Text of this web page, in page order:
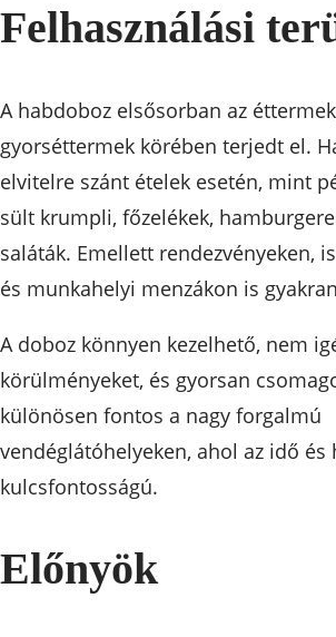
Felhasználási
A habdoboz elsősorban az
gyorséttermek körében terjedt el.
elvitelre szánt ételek esetén, mint
sült krumpli, főzelékek,
saláták. Emellett rendezvényeken,
és munkahelyi menzákon is
A doboz könnyen kezelhető, nem
körülményeket, és gyorsan
különösen fontos a nagy forgalmú
vendéglátóhelyeken, ahol az idő és
kulcsfontosságú.
Előnyök